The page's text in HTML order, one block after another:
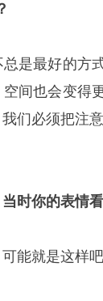
是最好的方
间也会变得
们必须把注
当时你的表
能就是这样吧